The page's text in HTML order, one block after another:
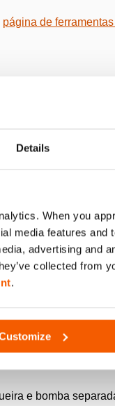
Details
When you
media features
advertising and
collected from
.
página de
pode ser
diferentes.
ferramenta e
óleo em ambos os
e bomba